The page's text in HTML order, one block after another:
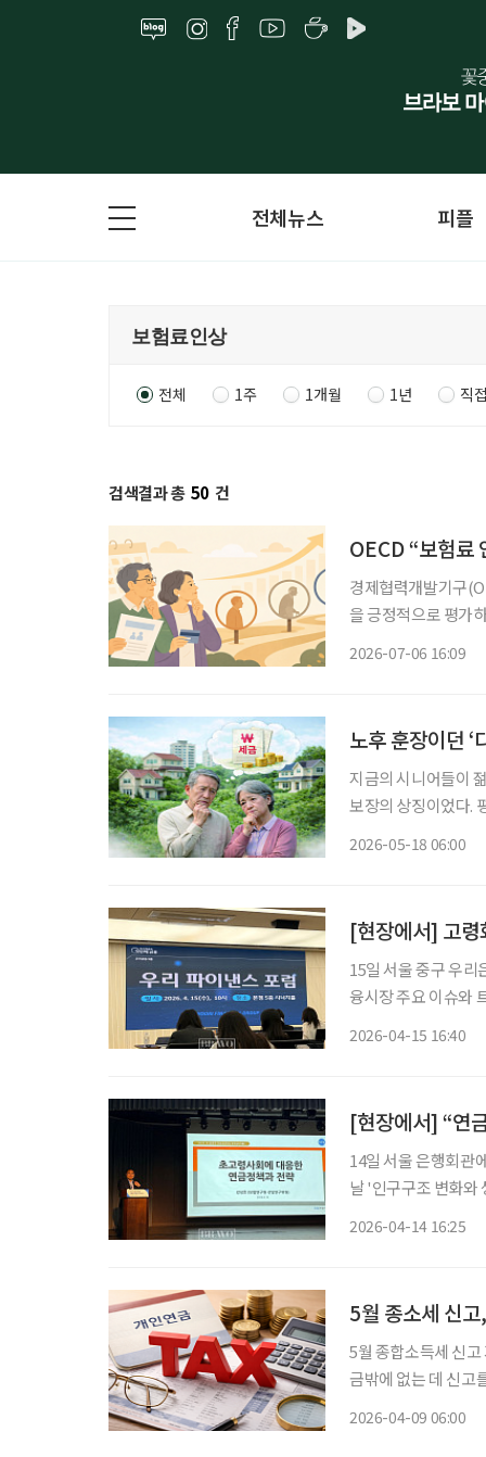
전체뉴스 피플
전체 1주 1개월 1년 직
검색결과 총 50 건
OECD “보험료
경제협력개발기구
을 긍정적으로 평가
2026-07-06 16:09
노후 훈장이던 ‘
지금의 시니어들이
보장의 상징이었다.
2026-05-18 06:00
[현장에서] 고령
15일 서울 중구 우리
융시장 주요 이슈와 트렌드를 분석했다. 이날
2026-04-15 16:40
[현장에서] “연
14일 서울 은행회관
날 '인구구조 변화와
2026-04-14 16:25
5월 종소세 신
5월 종합소득세 신
금밖에 없는 데 신고
2026-04-09 06:00